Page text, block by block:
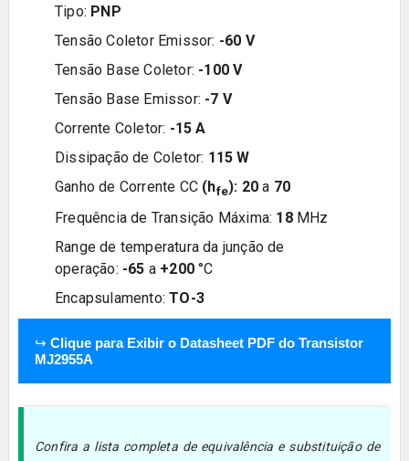
Tipo: PNP
Tensão Coletor Emissor: -60 V
Tensão Base Coletor: -100 V
Tensão Base Emissor: -7 V
Corrente Coletor: -15 A
Dissipação de Coletor: 115 W
Ganho de Corrente CC (hfe): 20a 70
Frequência de Transição Máxima: 18 MHz
Range de temperatura da junção de
operação: -65 a+200°C
Encapsulamento:TO-3
↪ Clique para Exibir o Datasheet PDF do Transistor
MJ2955A
Confira a lista completa de equivalência e substituição de